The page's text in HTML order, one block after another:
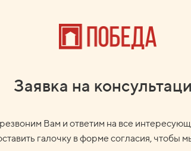
Заявка на
Вам и ответим на все
галочку в форме согласия, чтобы